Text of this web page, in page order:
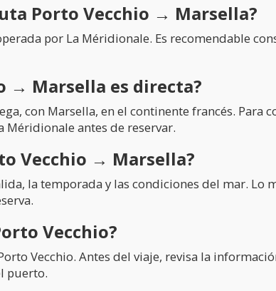
Porto Vecchio → Marsella?
por La Méridionale. Es recomendable
→ Marsella es directa?
con Marsella, en el continente francés.
antes de reservar.
Vecchio → Marsella?
la temporada y las condiciones del mar. Lo
Vecchio?
Vecchio. Antes del viaje, revisa la
puerto.